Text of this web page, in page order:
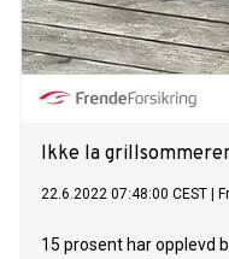
Ikke la
22.6.2022 07:48:00 CEST
15 prosent har opplevd